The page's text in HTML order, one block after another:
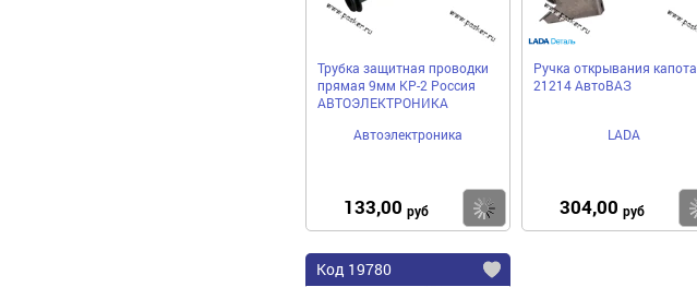
Трубка защитная проводки
прямая 9мм КР-2 Россия
АВТОЭЛЕКТРОНИКА
Автоэлектроника
133,00 руб Купить
Ручка открывания капота
21214 АвтоВАЗ
LADA
304,00 руб
Код 19780